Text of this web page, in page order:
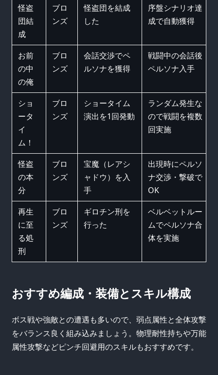
怪盗
団結
成
ブロ
ンズ
怪盗団を結成
した
序盤シナリオ達
成で自動獲得
お前
の中
の俺
ブロ
ンズ
会話交渉でペ
ルソナを獲得
戦闘中の会話後
ペルソナ入手
ショ
ータ
イ
ム！
ブロ
ンズ
ショータイム
演出を1回発動
ランダム発生な
ので戦闘を複数
回実施
怪盗
の本
分
ブロ
ンズ
宝魔（レアシ
ャドウ）を入
手
出現時にペルソ
ナ交渉・撃破で
OK
再生
に至
る処
刑
ブロ
ンズ
ギロチン刑を
行った
ベルベットルー
ムでペルソナ合
体を実施
おすすめ編成・装備とスキル構成
ボス戦や強敵との遭遇も多いので、弱点属性と全体攻撃
をバランス良く組み込みましょう。物理耐性持ちや万能
属性攻撃などピンチ回避用のスキルもおすすめです。